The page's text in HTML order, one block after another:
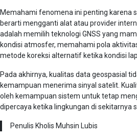
Memahami fenomena ini penting karena
berarti mengganti alat atau provider
adalah memilih teknologi GNSS yang
kondisi atmosfer, memahami pola
metode koreksi alternatif ketika kondisi
Pada akhirnya, kualitas data geospasial
kemampuan menerima sinyal satelit.
oleh kemampuan sistem untuk tetap
dipercaya ketika lingkungan di sekitarnya
Penulis Kholis Muhsin Lubis